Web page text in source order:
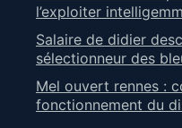
l’exploiter
Salaire de didier
sélectionneur des
Mel ouvert rennes :
fonctionnement du